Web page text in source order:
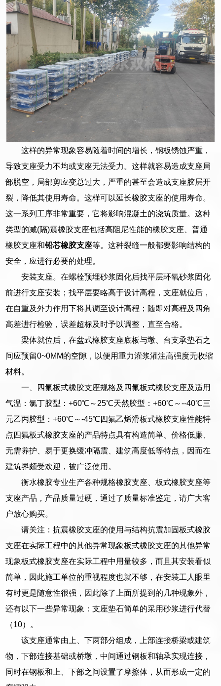
这样的异常现象容易随着时间的增长，钢板锈蚀严重，
导致支座受力不均或支座无法受力。这样就容易造成支座局
部脱空，局部剪应变总过大，严重的甚至会造成支座胶层开
裂，降低其使用寿命。这样可以延长橡胶支座的使用寿命。
这一系列工序非常重要，它将影响混凝土的浇筑质量。这种
类型的减(隔)震橡胶支座包括高阻尼性能的橡胶支座、普通
橡胶支座和铅芯橡胶支座等。这种裂缝一般都要影响结构的
安全，应进行必要的处理。
安装支座。在螺栓预埋砂浆固化后找平层环氧砂浆固化
前进行支座安装；找平层要略高于设计高程，支座就位后，
在自重及外力作用下将其调至设计高程；随即对高程及四角
高差进行检验，误差超标及时予以调整，直至合格。
梁体就位后，在盆式橡胶支座底板与墩、台支承垫石之
间应预留0~0MM的空隙，以便用重力灌浆灌注高强度无收缩
材料。
一、四氟板式橡胶支座规格及四氟板式橡胶支座及适用
气温：氯丁胶型：+60℃～25℃天然胶型：+60℃～--40℃三
元乙丙胶型：+60℃～-45℃四氟乙烯滑板式橡胶支座性能特
点四氟板式橡胶支座的产品特点具有构造简单、价格低廉、
无需养护、易于更换缓冲隔震、建筑高度低等特点，因而在
建筑界颇受欢迎，被广泛使用。
衡水橡胶专业生产各种规格橡胶支座、板式橡胶支座等
支座产品，产品质量过硬，通过了质量标准鉴定，请广大客
户放心购买。
请关注：抗震橡胶支座的使用与结构抗震加固板式橡胶
支座在实际工程中的其他异常现象板式橡胶支座的其他异常
现象板式橡胶支座在实际工程中用量较多，而且其安装看似
简单，因此施工单位的重视程度也就不够，在安装工人眼里
有时更是随意性很强，因此除了上面所提到的几种现象外，
还有以下一些异常现象：支座垫石简单的采用砂浆进行代替
（10）。
该支座通常由上、下两部分组成，上部连接桥梁或建筑
物，下部连接基础或桥墩，中间通过钢板和轴承实现连接，
同时在钢板和上、下部之间设置了摩擦体，从而形成一定的